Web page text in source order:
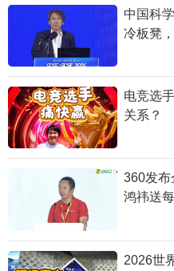
中国科
冷板凳
电竞选
关系？
360发布
鸿祎送
2026世